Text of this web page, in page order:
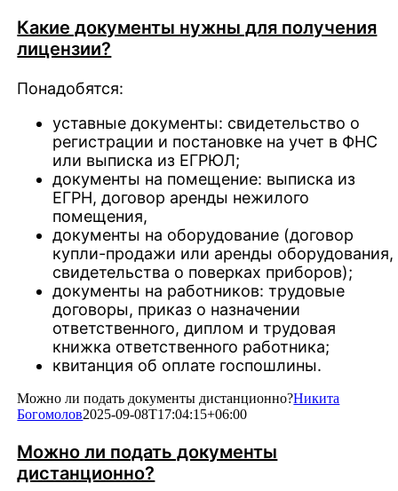
Какие документы нужны для получения
лицензии?
Понадобятся:
уставные документы: свидетельство о
регистрации и постановке на учет в ФНС
или выписка из ЕГРЮЛ;
документы на помещение: выписка из
ЕГРН, договор аренды нежилого
помещения,
документы на оборудование (договор
купли-продажи или аренды оборудования,
свидетельства о поверках приборов);
документы на работников: трудовые
договоры, приказ о назначении
ответственного, диплом и трудовая
книжка ответственного работника;
квитанция об оплате госпошлины.
Можно ли подать документы дистанционно?Никита
Богомолов2025-09-08T17:04:15+06:00
Можно ли подать документы
дистанционно?